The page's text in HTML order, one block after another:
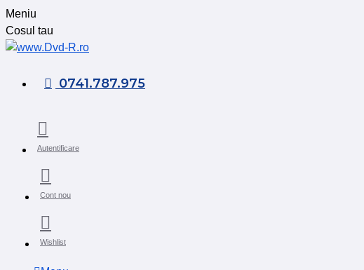
Meniu
Cosul tau
0741.787.975
Autentificare
Cont nou
Wishlist